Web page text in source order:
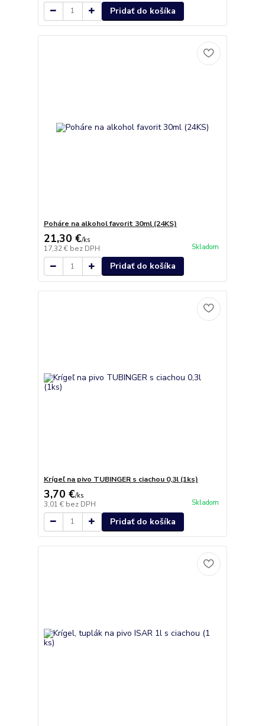
Pridať do košíka
Poháre na alkohol favorit 30ml (24KS)
21,30 €/ks
17,32 € bez DPH Skladom
Pridať do košíka
Krígeľ na pivo TUBINGER s ciachou 0,3l (1ks)
3,70 €/ks
3,01 € bez DPH Skladom
Pridať do košíka